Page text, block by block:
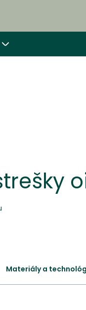
Materiály a